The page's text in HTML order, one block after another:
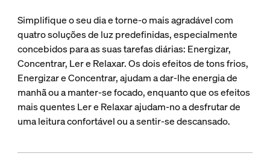
Simplifique o seu dia e torne-o mais agradável com
quatro soluções de luz predefinidas, especialmente
concebidos para as suas tarefas diárias: Energizar,
Concentrar, Ler e Relaxar. Os dois efeitos de tons frios,
Energizar e Concentrar, ajudam a dar-lhe energia de
manhã ou a manter-se focado, enquanto que os efeitos
mais quentes Ler e Relaxar ajudam-no a desfrutar de
uma leitura confortável ou a sentir-se descansado.